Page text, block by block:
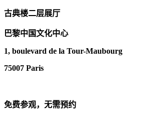
古典楼二层展厅
巴黎中国文化中心
1, boulevard de la Tour-Maubourg
75007 Paris
免费参观，无需预约